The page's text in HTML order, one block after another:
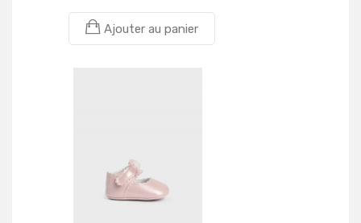
Ajouter au panier